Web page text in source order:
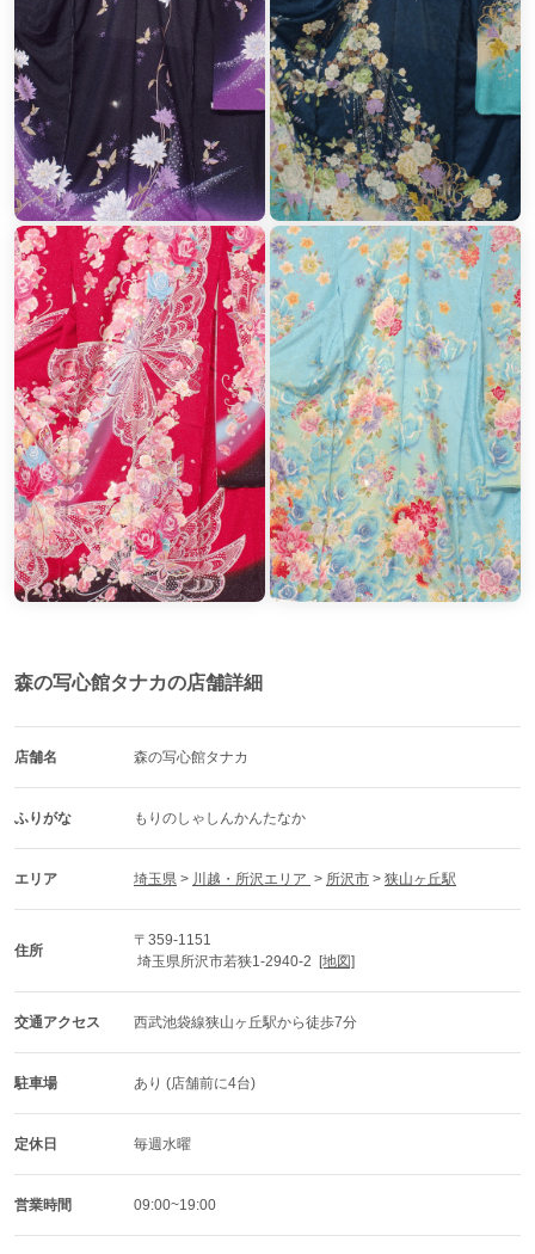
森の写心館タナカの店舗詳細
店舗名 森の写心館タナカ
ふりがな もりのしゃしんかんたなか
エリア 埼玉県 > 川越・所沢エリア > 所沢市 > 狭山ヶ丘駅
住所
〒359-1151
埼玉県所沢市若狭1-2940-2 [地図]
交通アクセス 西武池袋線狭山ヶ丘駅から徒歩7分
駐車場 あり (店舗前に4台)
定休日 毎週水曜
営業時間 09:00~19:00